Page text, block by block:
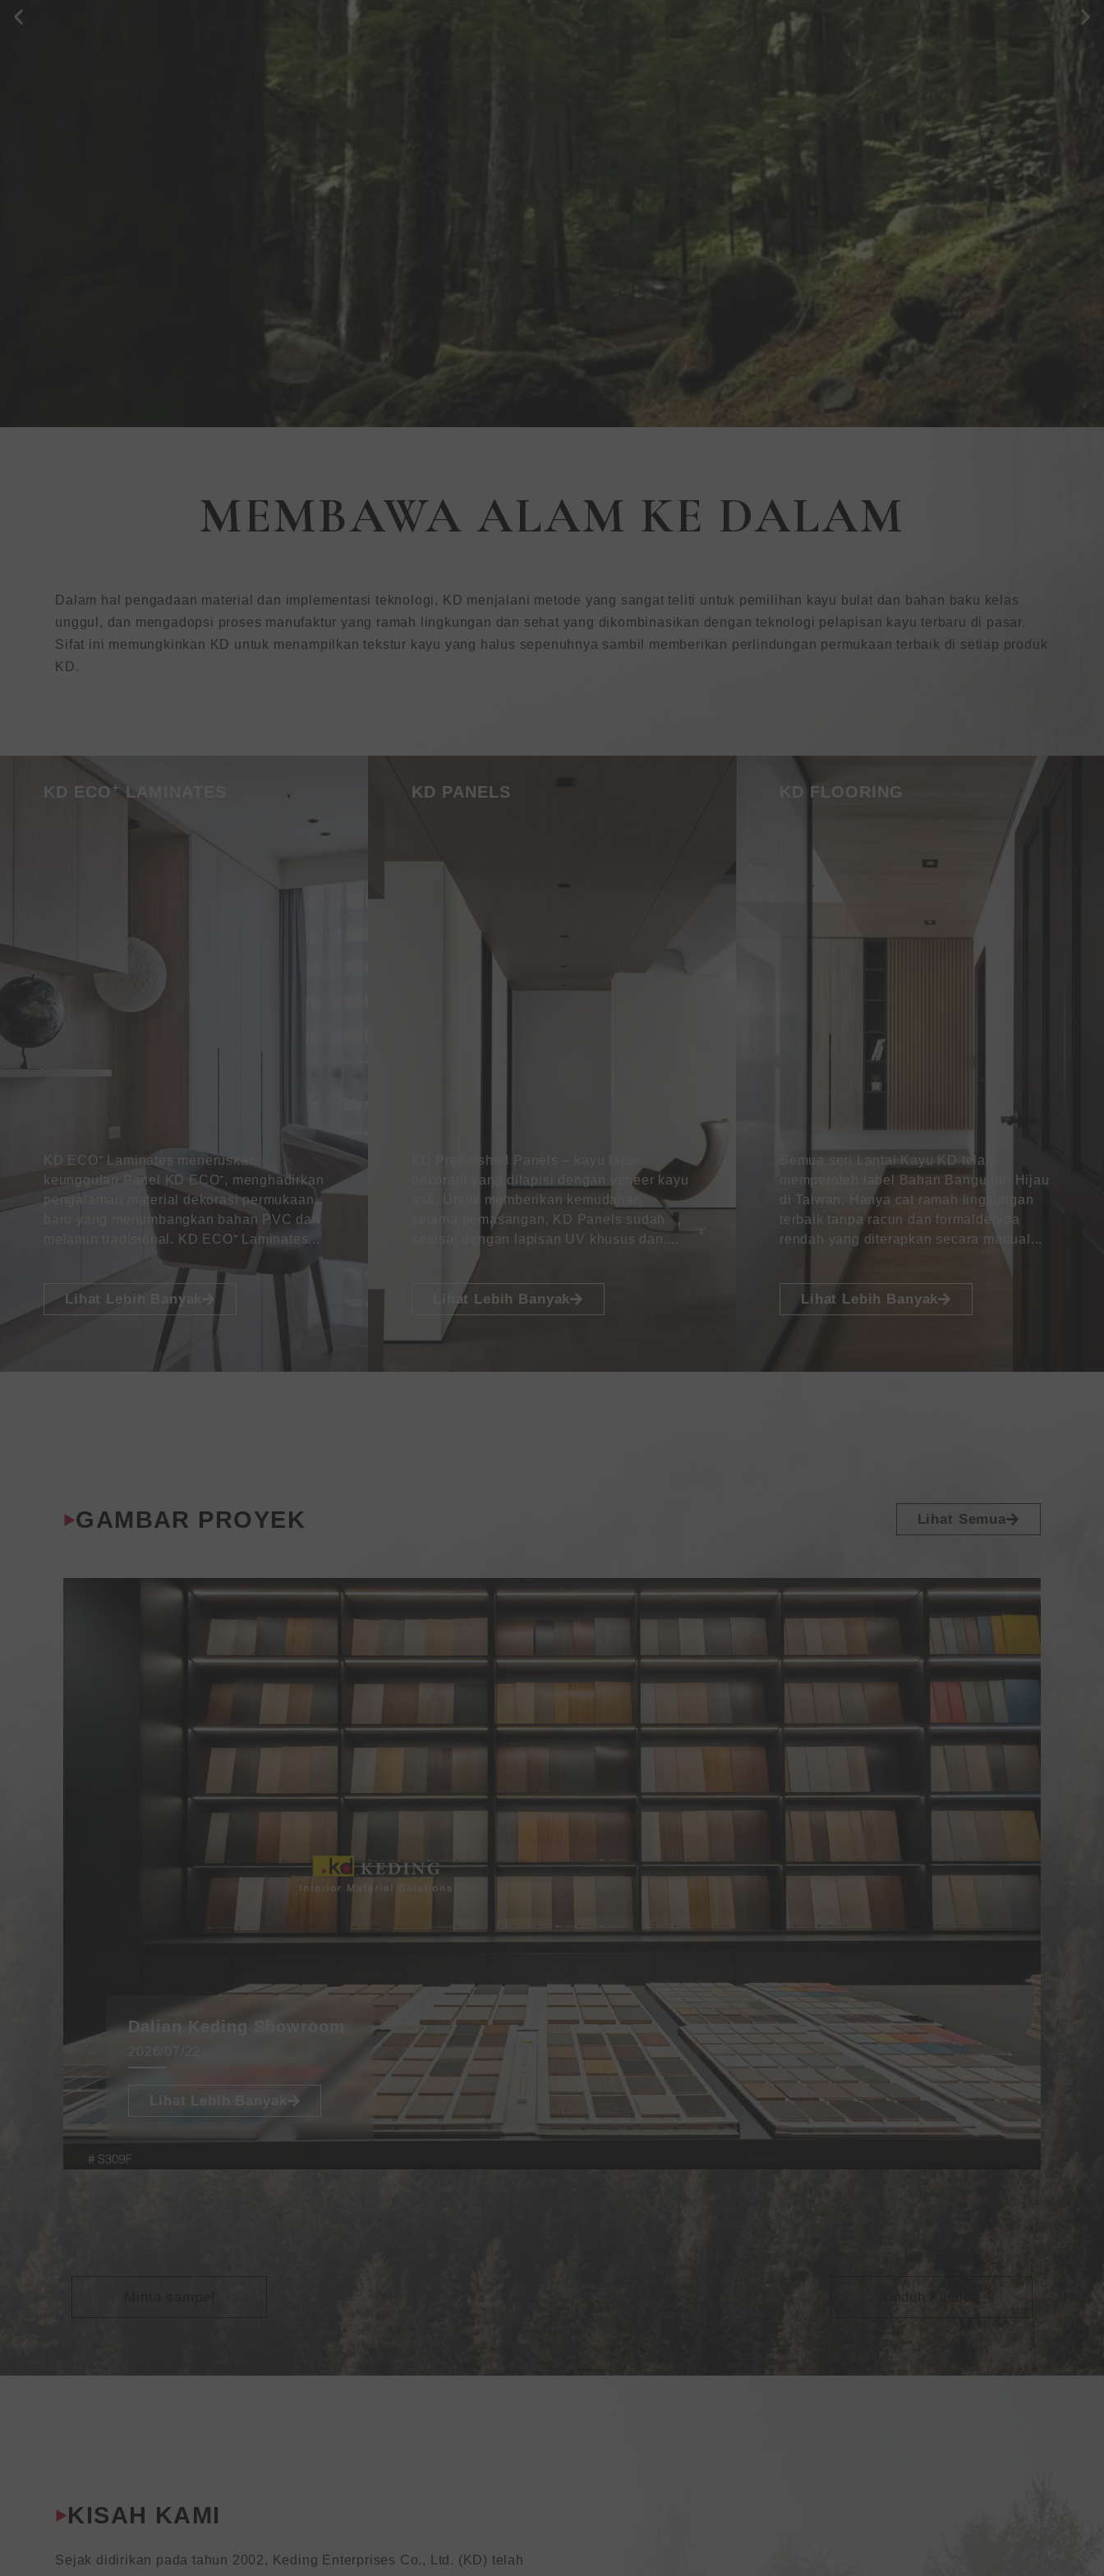
KEDING |Ramah
lingkungan
Solusi Permukaan
Interior
dan pengecer untuk bahan interior eksklusif
MEMBAWA ALAM KE DALAM
Dalam hal pengadaan material dan implementasi teknologi, KD menjalani metode yang sangat teliti untuk pemilihan kayu bulat dan bahan baku kelas
unggul, dan mengadopsi proses manufaktur yang ramah lingkungan dan sehat yang dikombinasikan dengan teknologi pelapisan kayu terbaru di pasar.
Sifat ini memungkinkan KD untuk menampilkan tekstur kayu yang halus sepenuhnya sambil memberikan perlindungan permukaan terbaik di setiap produk
KD.
KD ECO+ LAMINATES
KD ECO⁺ Laminates meneruskan
keunggulan Panel KD ECO⁺, menghadirkan
pengalaman material dekorasi permukaan
baru yang menumbangkan bahan PVC dan
melamin tradisional. KD ECO⁺ Laminates...
Lihat Lebih Banyak
KD PANELS
KD Prefinished Panels – kayu lapis
dekoratif yang dilapisi dengan veneer kayu
asli. Untuk memberikan kemudahan
selama pemasangan, KD Panels sudah
selesai dengan lapisan UV khusus dan....
Lihat Lebih Banyak
KD FLOORING
Semua seri Lantai Kayu KD telah
memperoleh label Bahan Bangunan Hijau
di Taiwan. Hanya cat ramah lingkungan
terbaik tanpa racun dan formaldehida
rendah yang diterapkan secara manual...
Lihat Lebih Banyak
GAMBAR PROYEK Lihat Semua
Dalian Keding Showroom
Unduh katalog
KISAH KAMI
Sejak didirikan pada tahun 2002, Keding Enterprises Co., Ltd. (KD) telah